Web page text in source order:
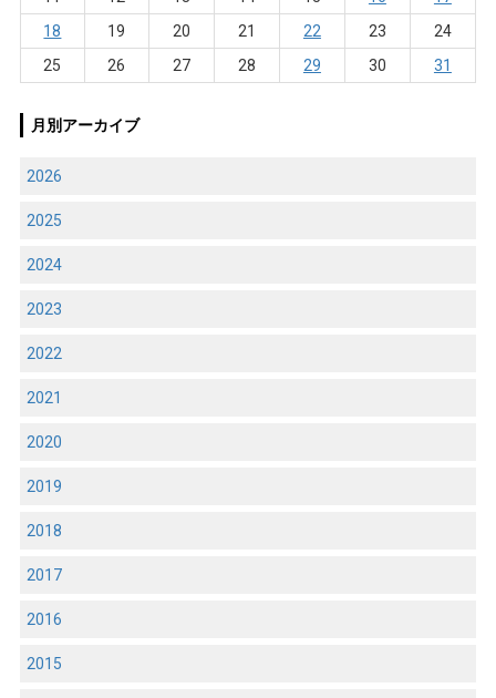
18
19 20 21 22 23
24
25
26 27 28 29 30 31
月別アーカイブ
2026
2025
2024
2023
2022
2021
2020
2019
2018
2017
2016
2015